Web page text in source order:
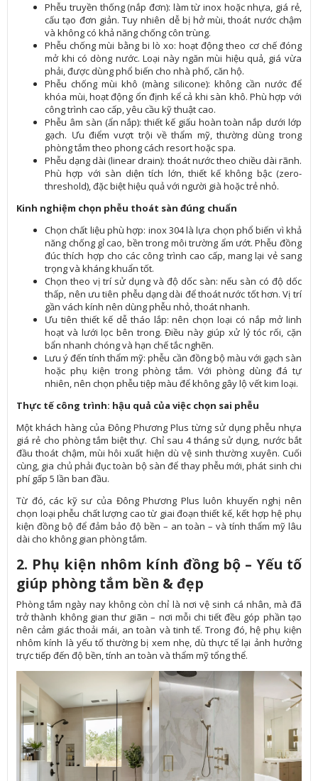
Phễu truyền thống (nắp đơn): làm từ inox hoặc nhựa, giá rẻ,
cấu tạo đơn giản. Tuy nhiên dễ bị hở mùi, thoát nước chậm
và không có khả năng chống côn trùng.
Phễu chống mùi bằng bi lò xo: hoạt động theo cơ chế đóng
mở khi có dòng nước. Loại này ngăn mùi hiệu quả, giá vừa
phải, được dùng phổ biến cho nhà phố, căn hộ.
Phễu chống mùi khô (màng silicone): không cần nước để
khóa mùi, hoạt động ổn định kể cả khi sàn khô. Phù hợp với
công trình cao cấp, yêu cầu kỹ thuật cao.
Phễu âm sàn (ẩn nắp): thiết kế giấu hoàn toàn nắp dưới lớp
gạch. Ưu điểm vượt trội về thẩm mỹ, thường dùng trong
phòng tắm theo phong cách resort hoặc spa.
Phễu dạng dài (linear drain): thoát nước theo chiều dài rãnh.
Phù hợp với sàn diện tích lớn, thiết kế không bậc (zero-
threshold), đặc biệt hiệu quả với người già hoặc trẻ nhỏ.
Kinh nghiệm chọn phễu thoát sàn đúng chuẩn
Chọn chất liệu phù hợp: inox 304 là lựa chọn phổ biến vì khả
năng chống gỉ cao, bền trong môi trường ẩm ướt. Phễu đồng
đúc thích hợp cho các công trình cao cấp, mang lại vẻ sang
trọng và kháng khuẩn tốt.
Chọn theo vị trí sử dụng và độ dốc sàn: nếu sàn có độ dốc
thấp, nên ưu tiên phễu dạng dài để thoát nước tốt hơn. Vị trí
gần vách kính nên dùng phễu nhỏ, thoát nhanh.
Ưu tiên thiết kế dễ tháo lắp: nên chọn loại có nắp mở linh
hoạt và lưới lọc bên trong. Điều này giúp xử lý tóc rối, cặn
bẩn nhanh chóng và hạn chế tắc nghẽn.
Lưu ý đến tính thẩm mỹ: phễu cần đồng bộ màu với gạch sàn
hoặc phụ kiện trong phòng tắm. Với phòng dùng đá tự
nhiên, nên chọn phễu tiệp màu để không gây lộ vết kim loại.
Thực tế công trình: hậu quả của việc chọn sai phễu
Một khách hàng của Đông Phương Plus từng sử dụng phễu nhựa
giá rẻ cho phòng tắm biệt thự. Chỉ sau 4 tháng sử dụng, nước bắt
đầu thoát chậm, mùi hôi xuất hiện dù vệ sinh thường xuyên. Cuối
cùng, gia chủ phải đục toàn bộ sàn để thay phễu mới, phát sinh chi
phí gấp 5 lần ban đầu.
Từ đó, các kỹ sư của Đông Phương Plus luôn khuyến nghị nên
chọn loại phễu chất lượng cao từ giai đoạn thiết kế, kết hợp hệ phụ
kiện đồng bộ để đảm bảo độ bền – an toàn – và tính thẩm mỹ lâu
dài cho không gian phòng tắm.
2. Phụ kiện nhôm kính đồng bộ – Yếu tố
giúp phòng tắm bền & đẹp
Phòng tắm ngày nay không còn chỉ là nơi vệ sinh cá nhân, mà đã
trở thành không gian thư giãn – nơi mỗi chi tiết đều góp phần tạo
nên cảm giác thoải mái, an toàn và tinh tế. Trong đó, hệ phụ kiện
nhôm kính là yếu tố thường bị xem nhẹ, dù thực tế lại ảnh hưởng
trực tiếp đến độ bền, tính an toàn và thẩm mỹ tổng thể.